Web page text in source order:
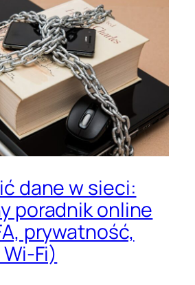
dane w sieci:
poradnik online
prywatność,